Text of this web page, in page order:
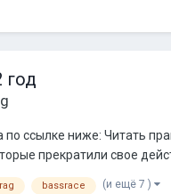
год
по ссылке ниже: Читать
прекратили свое
bassrace (и ещё 7 )